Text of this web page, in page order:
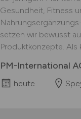
Gesundheit, Fitness
setzen wir bewusst
Produktkonzepte. Als
PM-International
heute